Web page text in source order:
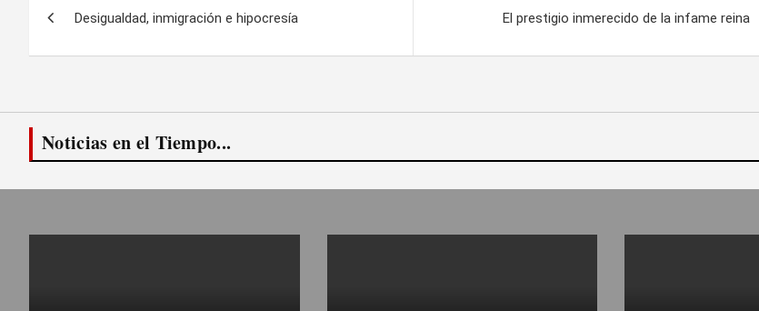
Desigualdad, inmigración e hipocresía El prestigio inmerecido de la infame reina
Noticias en el Tiempo...